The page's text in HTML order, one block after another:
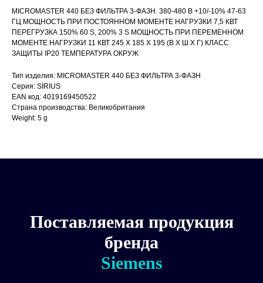
MICROMASTER 440 БЕЗ ФИЛЬТРА 3-ФАЗН. 380-480 В +10/-10% 47-63
ГЦ МОЩНОСТЬ ПРИ ПОСТОЯННОМ МОМЕНТЕ НАГРУЗКИ 7,5 КВТ
ПЕРЕГРУЗКА 150% 60 S, 200% 3 S МОЩНОСТЬ ПРИ ПЕРЕМЕННОМ
МОМЕНТЕ НАГРУЗКИ 11 КВТ 245 X 185 X 195 (В X Ш X Г) КЛАСС
ЗАЩИТЫ IP20 ТЕМПЕРАТУРА ОКРУЖ
Тип изделия: MICROMASTER 440 БЕЗ ФИЛЬТРА 3-ФАЗН
Серия: SIRIUS
EAN код: 4019169450522
Страна производства: Великобритания
Weight: 5 g
Поставляемая продукция
бренда
Siemens